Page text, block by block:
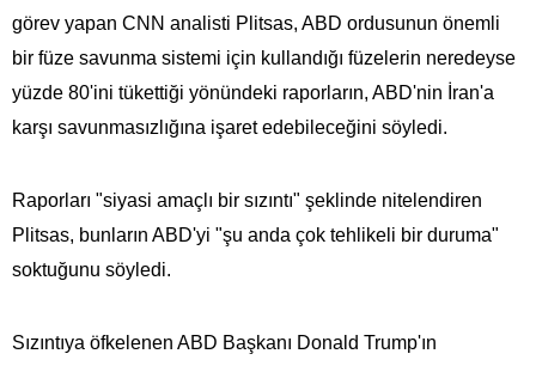
görev yapan CNN analisti Plitsas, ABD ordusunun önemli
bir füze savunma sistemi için kullandığı füzelerin neredeyse
yüzde 80'ini tükettiği yönündeki raporların, ABD'nin İran'a
karşı savunmasızlığına işaret edebileceğini söyledi.
Raporları "siyasi amaçlı bir sızıntı" şeklinde nitelendiren
Plitsas, bunların ABD'yi "şu anda çok tehlikeli bir duruma"
soktuğunu söyledi.
Sızıntıya öfkelenen ABD Başkanı Donald Trump'ın